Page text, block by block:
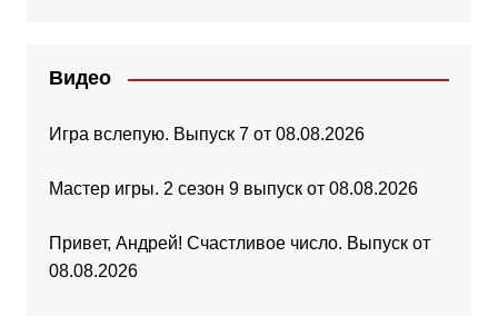
Видео
Игра вслепую. Выпуск 7 от 08.08.2026
Мастер игры. 2 сезон 9 выпуск от 08.08.2026
Привет, Андрей! Счастливое число. Выпуск от
08.08.2026